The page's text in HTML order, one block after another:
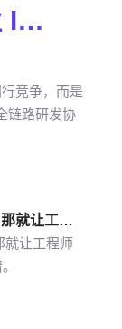
AI 重构企业 IT 格局，甲方自研时代到来！
竞争，而是
链路研发协
RAG知识库用不好？那就让工程师自己快速构建知识图谱
就让工程师